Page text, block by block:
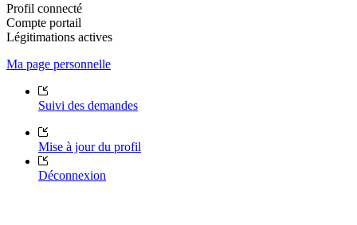
Profil connecté
Compte portail
Légitimations actives
Ma page personnelle
Suivi des demandes
Mise à jour du profil
Déconnexion